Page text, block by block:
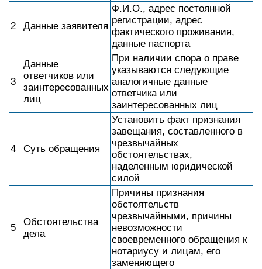
2 Данные заявителя
Ф.И.О., адрес постоянной
регистрации, адрес
фактического проживания,
данные паспорта
3
Данные
ответчиков или
заинтересованных
лиц
При наличии спора о праве
указываются следующие
аналогичные данные
ответчика или
заинтересованных лиц
4 Суть обращения
Установить факт признания
завещания, составленного в
чрезвычайных
обстоятельствах,
наделенным юридической
силой
5
Обстоятельства
дела
Причины признания
обстоятельств
чрезвычайными, причины
невозможности
своевременного обращения к
нотариусу и лицам, его
заменяющего